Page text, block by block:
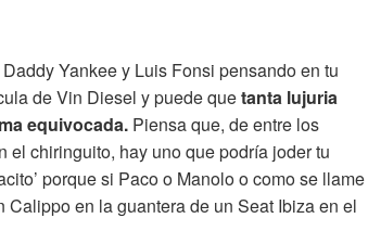
Yankee y Luis Fonsi pensando en tu
de Vin Diesel y puede quetanta lujuria
equivocada. Piensa que, de entre los
el chiringuito, hay uno que podría joder tu
porque si Paco o Manolo o como se llame
Calippo en la guantera de un Seat Ibiza en el